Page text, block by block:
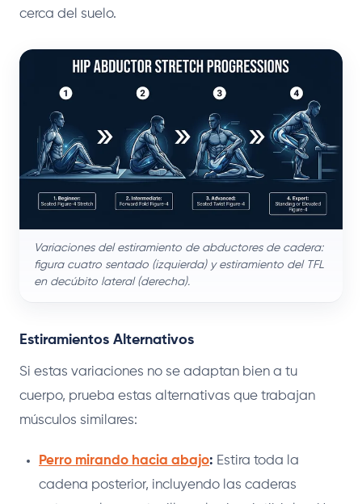
cerca del suelo.
Variaciones del estiramiento de abductores de cadera:
figura cuatro sentado (izquierda) y estiramiento del TFL
en decúbito lateral (derecha).
Estiramientos Alternativos
Si estas variaciones no se adaptan bien a tu
cuerpo, prueba estas alternativas que trabajan
músculos similares:
Perro mirando hacia abajo: Estira toda la
cadena posterior, incluyendo las caderas